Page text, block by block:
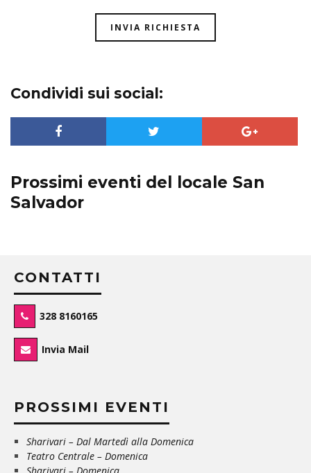
Condividi sui social:
Prossimi eventi del locale San
Salvador
CONTATTI
328 8160165
Invia Mail
PROSSIMI EVENTI
Sharivari – Dal Martedì alla Domenica
Teatro Centrale – Domenica